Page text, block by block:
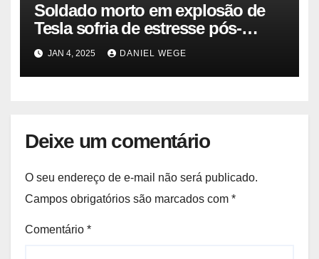
Soldado morto em explosão de
Tesla sofria de estresse pós-
traumático e temia ‘colapso’ dos
EUA
JAN 4, 2025 DANIEL WEGE
Deixe um comentário
O seu endereço de e-mail não será publicado.
Campos obrigatórios são marcados com *
Comentário *